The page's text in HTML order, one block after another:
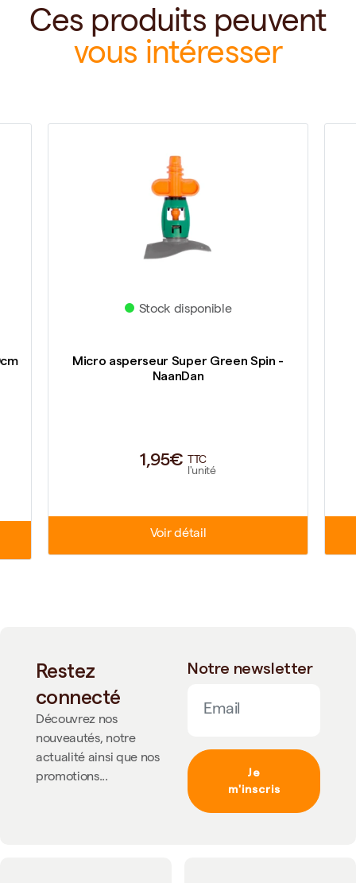
Ces produits peuvent
vous intéresser
Stock disponible
Micro asperseur Super Green Spin -
NaanDan
1,95€
TTC
l'unité
Voir détail
Restez
connecté
Découvrez nos
nouveautés, notre
actualité ainsi que nos
promotions...
Notre newsletter
Je
m'inscris